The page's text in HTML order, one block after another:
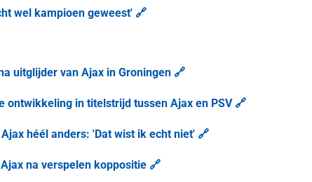
wel kampioen geweest' 🔗
uitglijder van Ajax in Groningen 🔗
ontwikkeling in titelstrijd tussen Ajax en PSV 🔗
héél anders: 'Dat wist ik echt niet' 🔗
na verspelen koppositie 🔗